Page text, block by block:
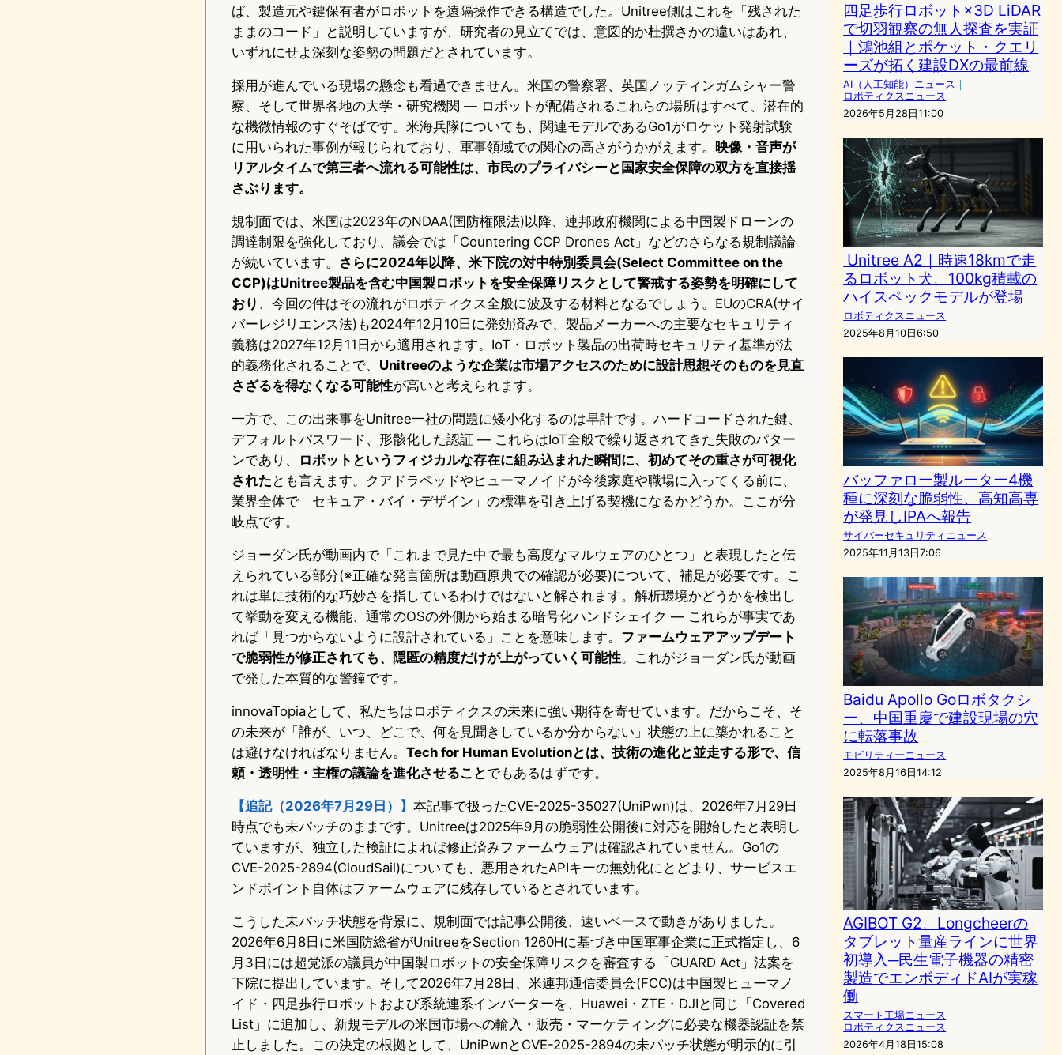
ば、製造元や鍵保有者がロボットを遠隔操作できる構造でした。Unitree側はこれを「残された
ままのコード」と説明していますが、研究者の見立てでは、意図的か杜撰さかの違いはあれ、
いずれにせよ深刻な姿勢の問題だとされています。
採用が進んでいる現場の懸念も看過できません。米国の警察署、英国ノッティンガムシャー警
察、そして世界各地の大学・研究機関 — ロボットが配備されるこれらの場所はすべて、潜在的
な機微情報のすぐそばです。米海兵隊についても、関連モデルであるGo1がロケット発射試験
に用いられた事例が報じられており、軍事領域での関心の高さがうかがえます。 映像・音声が
リアルタイムで第三者へ流れる可能性は、市民のプライバシーと国家安全保障の双方を直接揺
さぶります。
規制面では、米国は2023年のNDAA(国防権限法)以降、連邦政府機関による中国製ドローンの
調達制限を強化しており、議会では「Countering CCP Drones Act」などのさらなる規制議論
が続いています。
さらに2024年以降、米下院の対中特別委員会(Select Committee on the
CCP)はUnitree製品を含む中国製ロボットを安全保障リスクとして警戒する姿勢を明確にして
おり 、今回の件はその流れがロボティクス全般に波及する材料となるでしょう。EUのCRA(サイ
バーレジリエンス法)も2024年12月10日に発効済みで、製品メーカーへの主要なセキュリティ
義務は2027年12月11日から適用されます。IoT・ロボット製品の出荷時セキュリティ基準が法
的義務化されることで、 Unitreeのような企業は市場アクセスのために設計思想そのものを見直
さざるを得なくなる可能性が高いと考えられます。
一方で、この出来事をUnitree一社の問題に矮小化するのは早計です。ハードコードされた鍵、
デフォルトパスワード、形骸化した認証 — これらはIoT全般で繰り返されてきた失敗のパター
ンであり、
ロボットというフィジカルな存在に組み込まれた瞬間に、初めてその重さが可視化
された とも言えます。クアドラペッドやヒューマノイドが今後家庭や職場に入ってくる前に、
業界全体で「セキュア・バイ・デザイン」の標準を引き上げる契機になるかどうか。ここが分
岐点です。
ジョーダン氏が動画内で「これまで見た中で最も高度なマルウェアのひとつ」と表現したと伝
えられている部分(※正確な発言箇所は動画原典での確認が必要)について、補足が必要です。こ
れは単に技術的な巧妙さを指しているわけではないと解されます。解析環境かどうかを検出し
て挙動を変える機能、通常のOSの外側から始まる暗号化ハンドシェイク — これらが事実であ
れば「見つからないように設計されている」ことを意味します。 ファームウェアアップデート
で脆弱性が修正されても、隠匿の精度だけが上がっていく可能性。これがジョーダン氏が動画
で発した本質的な警鐘です。
innovaTopiaとして、私たちはロボティクスの未来に強い期待を寄せています。だからこそ、そ
の未来が「誰が、いつ、どこで、何を見聞きしているか分からない」状態の上に築かれること
は避けなければなりません。 Tech for Human Evolutionとは、技術の進化と並走する形で、信
頼・透明性・主権の議論を進化させることでもあるはずです。
【追記（2026年7月29日）】 本記事で扱ったCVE-2025-35027(UniPwn)は、2026年7月29日
時点でも未パッチのままです。Unitreeは2025年9月の脆弱性公開後に対応を開始したと表明し
ていますが、独立した検証によれば修正済みファームウェアは確認されていません。Go1の
CVE-2025-2894(CloudSail)についても、悪用されたAPIキーの無効化にとどまり、サービスエ
ンドポイント自体はファームウェアに残存しているとされています。
こうした未パッチ状態を背景に、規制面では記事公開後、速いペースで動きがありました。
2026年6月8日に米国防総省がUnitreeをSection 1260Hに基づき中国軍事企業に正式指定し、6
月3日には超党派の議員が中国製ロボットの安全保障リスクを審査する「GUARD Act」法案を
下院に提出しています。そして2026年7月28日、米連邦通信委員会(FCC)は中国製ヒューマノ
イド・四足歩行ロボットおよび系統連系インバーターを、Huawei・ZTE・DJIと同じ「Covered
List」に追加し、新規モデルの米国市場への輸入・販売・マーケティングに必要な機器認証を禁
止しました。この決定の根拠として、UniPwnとCVE-2025-2894の未パッチ状態が明示的に引
四足歩行ロボット×3D LiDAR
で切羽観察の無人探査を実証
｜鴻池組とポケット・クエリ
ーズが拓く建設DXの最前線
AI（人工知能）ニュース ｜
ロボティクスニュース
2026年5月28日11:00
Unitree A2｜時速18kmで走
るロボット犬、100kg積載の
ハイスペックモデルが登場
ロボティクスニュース
2025年8月10日6:50
バッファロー製ルーター4機
種に深刻な脆弱性、高知高専
が発見しIPAへ報告
サイバーセキュリティニュース
2025年11月13日7:06
Baidu Apollo Goロボタクシ
ー、中国重慶で建設現場の穴
に転落事故
モビリティーニュース
2025年8月16日14:12
AGIBOT G2、Longcheerの
タブレット量産ラインに世界
初導入─民生電子機器の精密
製造でエンボディドAIが実稼
働
スマート工場ニュース ｜
ロボティクスニュース
2026年4月18日15:08